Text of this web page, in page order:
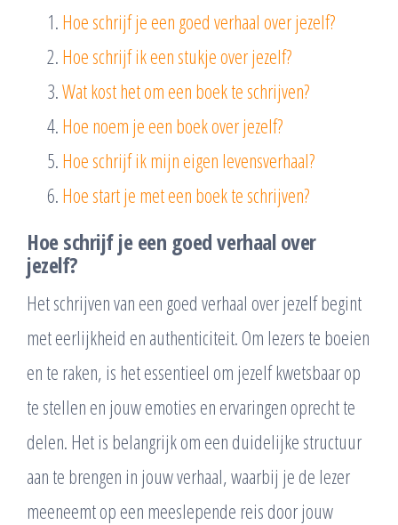
Hoe schrijf je een goed verhaal over jezelf?
Hoe schrijf ik een stukje over jezelf?
Wat kost het om een boek te schrijven?
Hoe noem je een boek over jezelf?
Hoe schrijf ik mijn eigen levensverhaal?
Hoe start je met een boek te schrijven?
Hoe schrijf je een goed verhaal over
jezelf?
Het schrijven van een goed verhaal over jezelf begint
met eerlijkheid en authenticiteit. Om lezers te boeien
en te raken, is het essentieel om jezelf kwetsbaar op
te stellen en jouw emoties en ervaringen oprecht te
delen. Het is belangrijk om een duidelijke structuur
aan te brengen in jouw verhaal, waarbij je de lezer
meeneemt op een meeslepende reis door jouw